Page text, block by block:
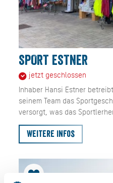
SPORT ESTNER
jetzt geschlossen
Inhaber Hansi Estner
seinem Team das
versorgt, was das
Weitere Infos